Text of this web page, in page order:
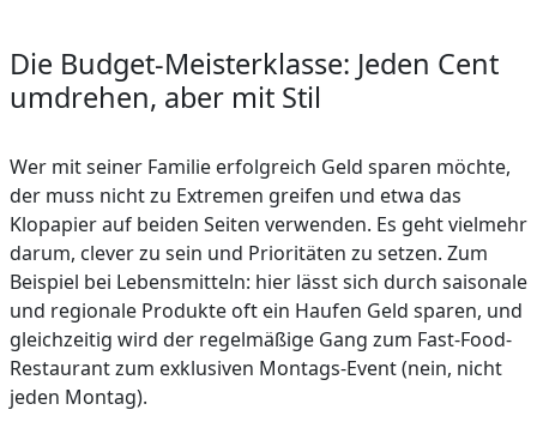
Die Budget-Meisterklasse: Jeden Cent
umdrehen, aber mit Stil
Wer mit seiner Familie erfolgreich Geld sparen möchte,
der muss nicht zu Extremen greifen und etwa das
Klopapier auf beiden Seiten verwenden. Es geht vielmehr
darum, clever zu sein und Prioritäten zu setzen. Zum
Beispiel bei Lebensmitteln: hier lässt sich durch saisonale
und regionale Produkte oft ein Haufen Geld sparen, und
gleichzeitig wird der regelmäßige Gang zum Fast-Food-
Restaurant zum exklusiven Montags-Event (nein, nicht
jeden Montag).